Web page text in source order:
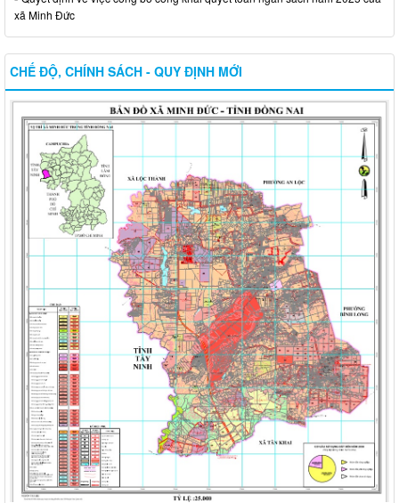
xã Minh Đức
CHẾ ĐỘ, CHÍNH SÁCH - QUY ĐỊNH MỚI